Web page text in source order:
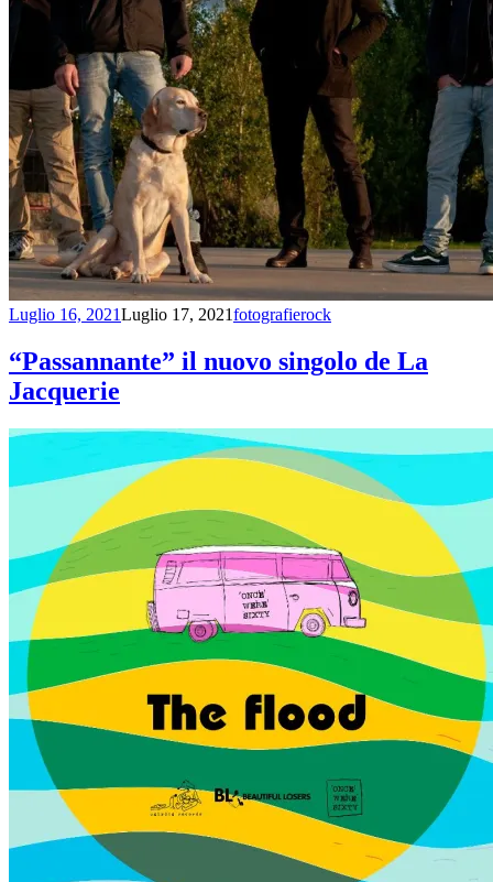
Luglio 16, 2021Luglio 17, 2021fotografierock
“Passannante” il nuovo singolo de La
Jacquerie